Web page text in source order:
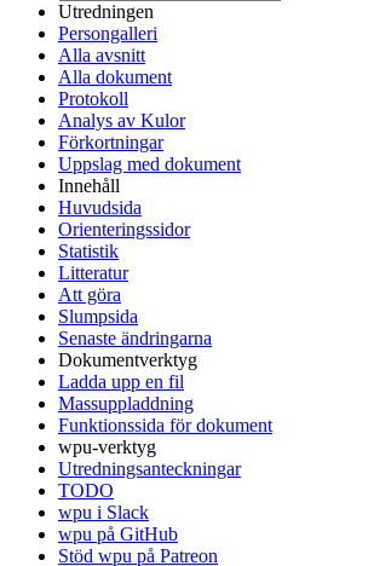
Utredningen
Persongalleri
Alla avsnitt
Alla dokument
Protokoll
Analys av Kulor
Förkortningar
Uppslag med dokument
Innehåll
Huvudsida
Orienteringssidor
Statistik
Litteratur
Att göra
Slumpsida
Senaste ändringarna
Dokumentverktyg
Ladda upp en fil
Massuppladdning
Funktionssida för dokument
wpu-verktyg
Utredningsanteckningar
TODO
wpu i Slack
wpu på GitHub
Stöd wpu på Patreon